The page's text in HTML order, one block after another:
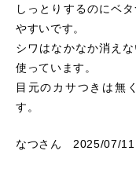
しっとりするのにベ
やすいです。
シワはなかなか消え
使っています。
目元のカサつきは無
す。
なつさん 2025/07/